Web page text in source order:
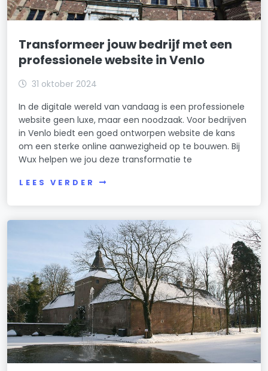
Transformeer jouw bedrijf met een
professionele website in Venlo
31 oktober 2024
In de digitale wereld van vandaag is een professionele
website geen luxe, maar een noodzaak. Voor bedrijven
in Venlo biedt een goed ontworpen website de kans
om een sterke online aanwezigheid op te bouwen. Bij
Wux helpen we jou deze transformatie te
LEES VERDER